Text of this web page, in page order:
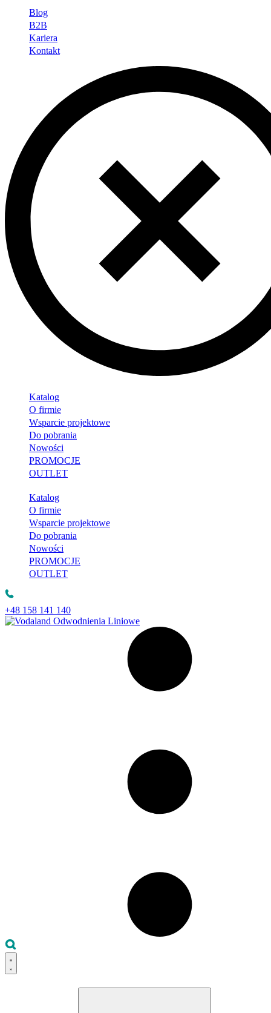
Blog
B2B
Kariera
Kontakt
Katalog
O firmie
Wsparcie projektowe
Do pobrania
Nowości
PROMOCJE
OUTLET
Katalog
O firmie
Wsparcie projektowe
Do pobrania
Nowości
PROMOCJE
OUTLET
+48 158 141 140